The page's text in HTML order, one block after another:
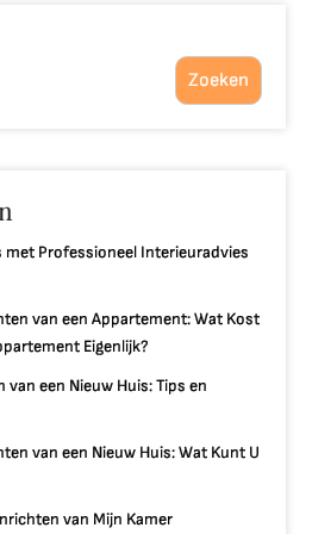
Zoeken
met Professioneel Interieuradvies
van een Appartement: Wat Kost
Eigenlijk?
een Nieuw Huis: Tips en
van een Nieuw Huis: Wat Kunt U
van Mijn Kamer